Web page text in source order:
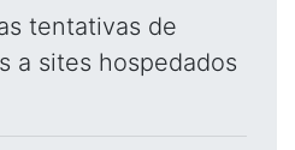
tentativas de
a sites hospedados